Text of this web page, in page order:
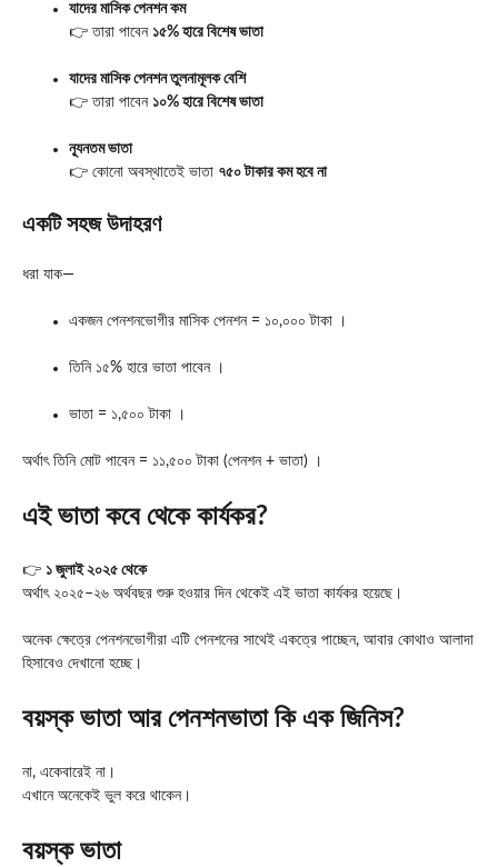
যাদের মাসিক পেনশন কম
👉 তারা পাবেন ১৫% হারে বিশেষ ভাতা
যাদের মাসিক পেনশন তুলনামূলক বেশি
👉 তারা পাবেন ১০% হারে বিশেষ ভাতা
ন্যূনতম ভাতা
👉 কোনো অবস্থাতেই ভাতা ৭৫০ টাকার কম হবে না
একটি সহজ উদাহরণ
ধরা যাক—
একজন পেনশনভোগীর মাসিক পেনশন = ১০,০০০ টাকা ।
তিনি ১৫% হারে ভাতা পাবেন ।
ভাতা = ১,৫০০ টাকা ।
অর্থাৎ তিনি মোট পাবেন = ১১,৫০০ টাকা (পেনশন + ভাতা) ।
এই ভাতা কবে থেকে কার্যকর?
👉 ১ জুলাই ২০২৫ থেকে
অর্থাৎ ২০২৫–২৬ অর্থবছর শুরু হওয়ার দিন থেকেই এই ভাতা কার্যকর হয়েছে।
অনেক ক্ষেত্রে পেনশনভোগীরা এটি পেনশনের সাথেই একত্রে পাচ্ছেন, আবার কোথাও আলাদা
হিসাবেও দেখানো হচ্ছে।
বয়স্ক ভাতা আর পেনশনভাতা কি এক জিনিস?
না, একেবারেই না।
এখানে অনেকেই ভুল করে থাকেন।
বয়স্ক ভাতা